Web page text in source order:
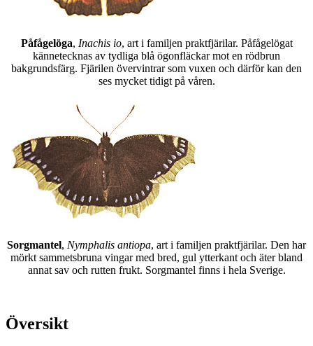
Påfågelöga, Inachis io, art i familjen praktfjärilar. Påfågelögat
kännetecknas av tydliga blå ögonfläckar mot en rödbrun
bakgrundsfärg. Fjärilen övervintrar som vuxen och därför kan den
ses mycket tidigt på våren.
Sorgmantel, Nymphalis antiopa, art i familjen praktfjärilar. Den har
mörkt sammetsbruna vingar med bred, gul ytterkant och äter bland
annat sav och rutten frukt. Sorgmantel finns i hela Sverige.
Översikt